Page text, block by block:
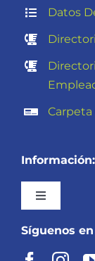
Datos
Carpeta
Información:
Toggle
Inicio
Síguenos